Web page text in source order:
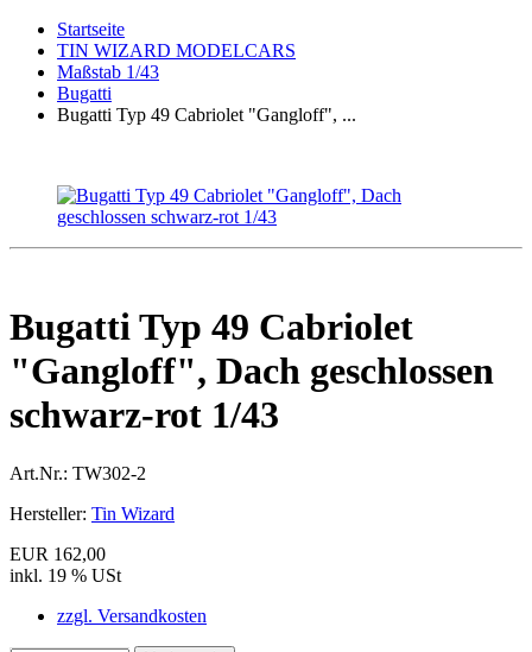
Startseite
TIN WIZARD MODELCARS
Maßstab 1/43
Bugatti
Bugatti Typ 49 Cabriolet "Gangloff", ...
Bugatti Typ 49 Cabriolet
"Gangloff", Dach geschlossen
schwarz-rot 1/43
Art.Nr.: TW302-2
Hersteller: Tin Wizard
EUR 162,00
inkl. 19 % USt
zzgl. Versandkosten